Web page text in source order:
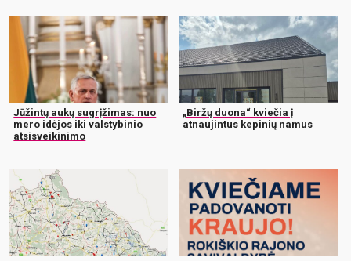
Jūžintų aukų sugrįžimas: nuo
mero idėjos iki valstybinio
atsisveikinimo
„Biržų duona“ kviečia į
atnaujintus kepinių namus